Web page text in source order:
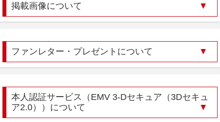
掲載画像について
ファンレター・プレゼントについて
本人認証サービス（EMV 3-Dセキュア（3Dセキュ
ア2.0））について